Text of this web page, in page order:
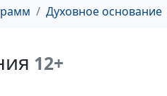
Духовное основание
12+